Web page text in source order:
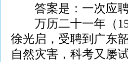
答案是：一次应聘
万历二十一年（
徐光启，受聘到广东
自然灾害，科考又屡